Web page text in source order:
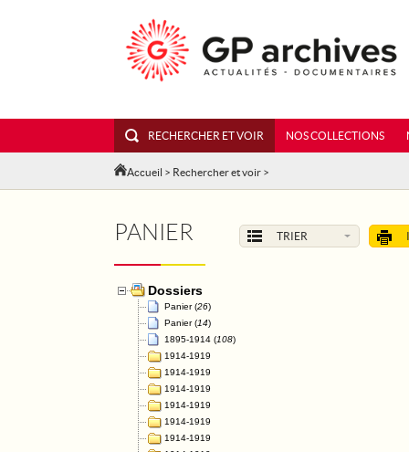
RECHERCHER ET VOIR NOS COLLECTIONS
Accueil > Rechercher et voir >
PANIER TRIER